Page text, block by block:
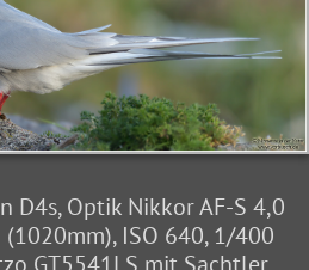
D4s, Optik Nikkor AF-S 4,0
ISO 640, 1/400
GT5541LS mit Sachtler